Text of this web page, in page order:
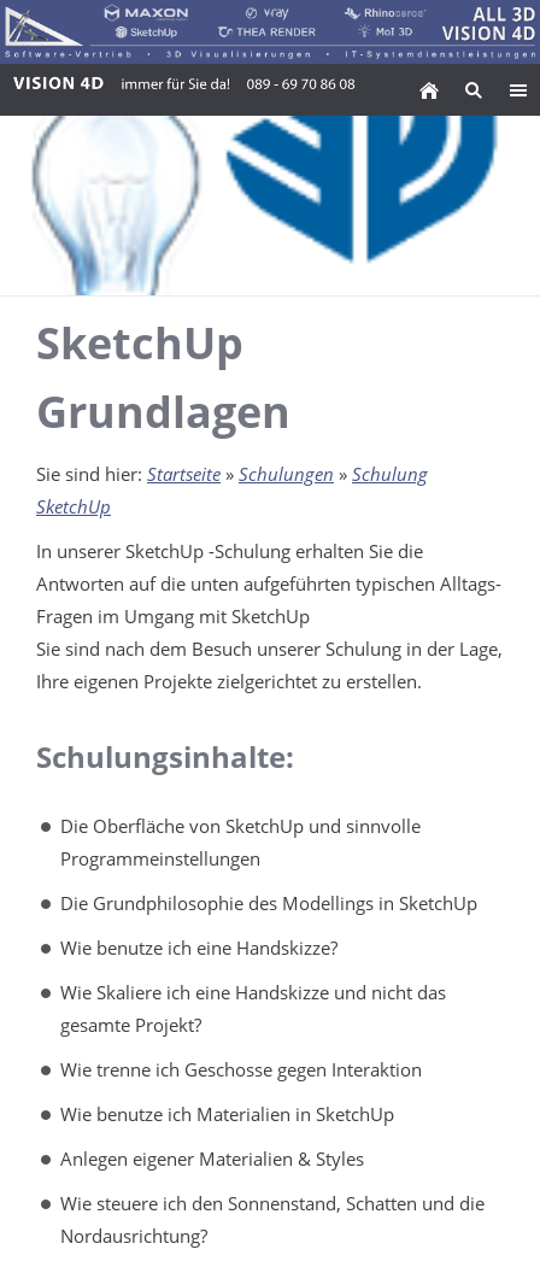
SketchUp
Grundlagen
Sie sind hier: Startseite » Schulungen » Schulung
SketchUp
In unserer SketchUp -Schulung erhalten Sie die
Antworten auf die unten aufgeführten typischen Alltags-
Fragen im Umgang mit SketchUp
Sie sind nach dem Besuch unserer Schulung in der Lage,
Ihre eigenen Projekte zielgerichtet zu erstellen.
Schulungsinhalte:
Die Oberfläche von SketchUp und sinnvolle
Programmeinstellungen
Die Grundphilosophie des Modellings in SketchUp
Wie benutze ich eine Handskizze?
Wie Skaliere ich eine Handskizze und nicht das
gesamte Projekt?
Wie trenne ich Geschosse gegen Interaktion
Wie benutze ich Materialien in SketchUp
Anlegen eigener Materialien & Styles
Wie steuere ich den Sonnenstand, Schatten und die
Nordausrichtung?